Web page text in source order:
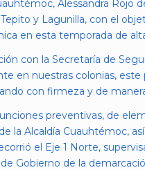
Alessandra
y Lagunilla, con el
en esta temporada de
con la Secretaría de
en nuestras colonias,
con firmeza y de
preventivas, de
la Alcaldía Cuauhtémoc,
el Eje 1 Norte,
Gobierno de la